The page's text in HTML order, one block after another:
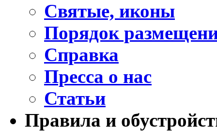
Святые, иконы
Порядок
Справка
Пресса о нас
Статьи
Правила и